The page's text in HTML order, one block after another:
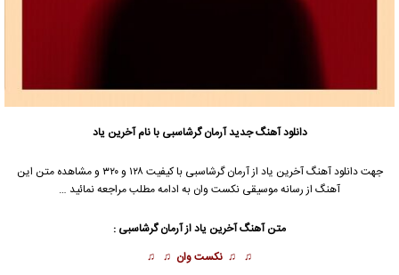
دانلود آهنگ جدیدآرمان گرشاسبی با نام آخرین یاد
جهت دانلود آهنگ آخرین یاد ازآرمان گرشاسبی
با کیفیت ۱۲۸ و ۳۲۰ و مشاهده متن این
آهنگ از رسانه موسیقی نکست وان به ادامه مطلب مراجعه نمائید …
متن آهنگ آخرین یاد ازآرمان گرشاسبی :
♫ ♫ نکست وان ♫ ♫